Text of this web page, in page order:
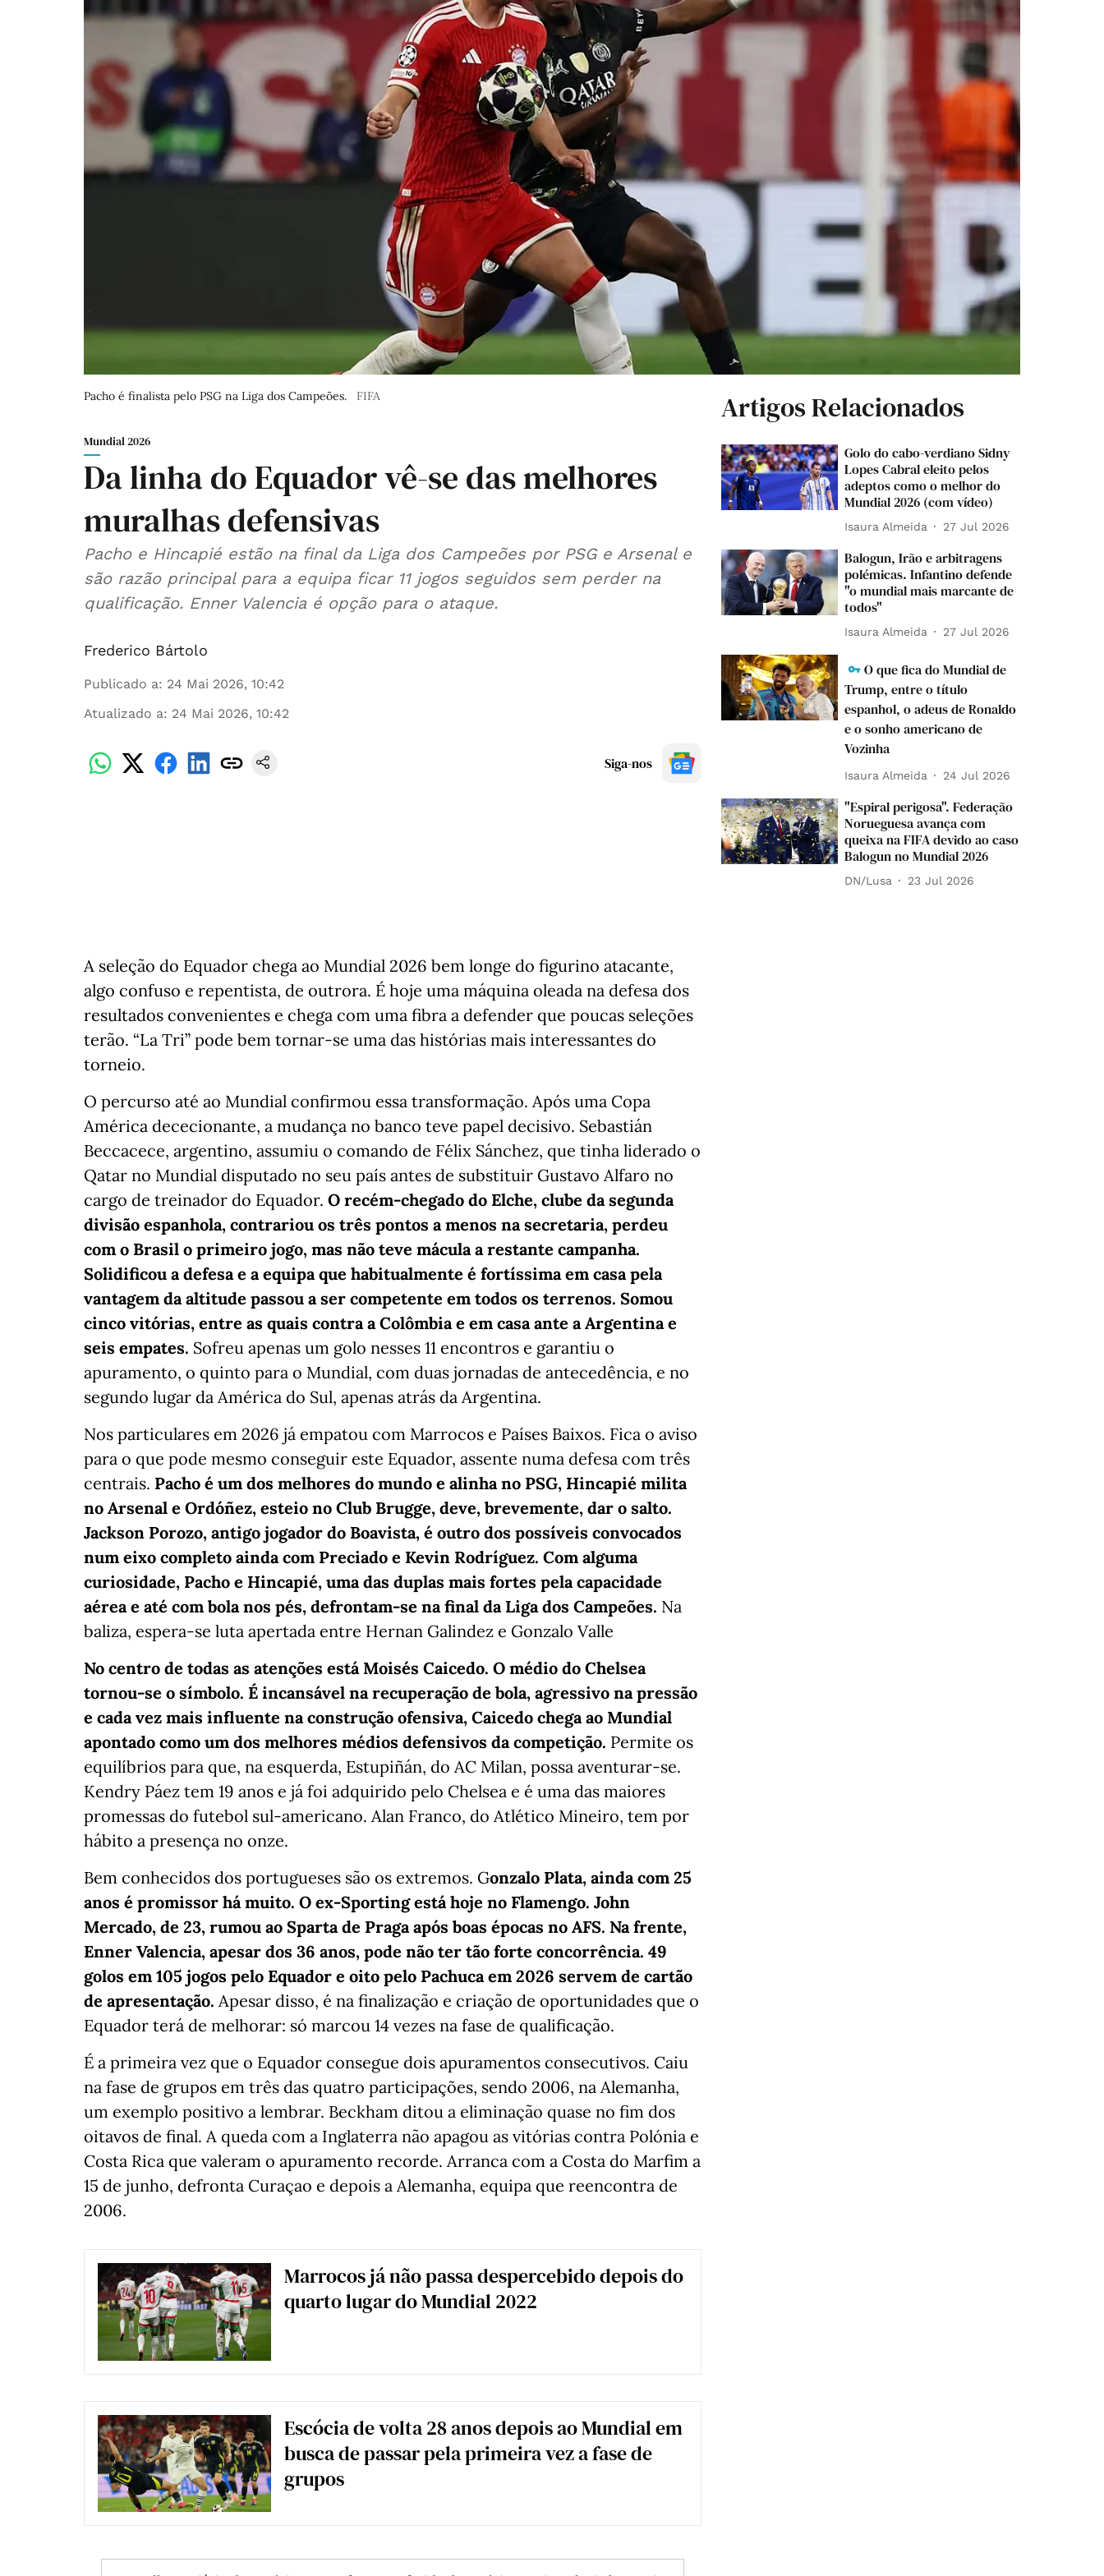
Pacho é finalista pelo PSG na Liga dos Campeões. FIFA
Mundial 2026
Da linha do Equador vê-se das melhores
muralhas defensivas
Pacho e Hincapié estão na final da Liga dos Campeões por PSG e Arsenal e
são razão principal para a equipa ficar 11 jogos seguidos sem perder na
qualificação. Enner Valencia é opção para o ataque.
Frederico Bártolo
Publicado a: 24 Mai 2026, 10:42
Atualizado a: 24 Mai 2026, 10:42
Siga-nos
A seleção do Equador chega ao Mundial 2026 bem longe do figurino atacante,
algo confuso e repentista, de outrora. É hoje uma máquina oleada na defesa dos
resultados convenientes e chega com uma fibra a defender que poucas seleções
terão. “La Tri” pode bem tornar-se uma das histórias mais interessantes do
torneio.
O percurso até ao Mundial confirmou essa transformação. Após uma Copa
América dececionante, a mudança no banco teve papel decisivo. Sebastián
Beccacece, argentino, assumiu o comando de Félix Sánchez, que tinha liderado o
Qatar no Mundial disputado no seu país antes de substituir Gustavo Alfaro no
cargo de treinador do Equador. O recém-chegado do Elche, clube da segunda
divisão espanhola, contrariou os três pontos a menos na secretaria, perdeu
com o Brasil o primeiro jogo, mas não teve mácula a restante campanha.
Solidificou a defesa e a equipa que habitualmente é fortíssima em casa pela
vantagem da altitude passou a ser competente em todos os terrenos. Somou
cinco vitórias, entre as quais contra a Colômbia e em casa ante a Argentina e
seis empates. Sofreu apenas um golo nesses 11 encontros e garantiu o
apuramento, o quinto para o Mundial, com duas jornadas de antecedência, e no
segundo lugar da América do Sul, apenas atrás da Argentina.
Nos particulares em 2026 já empatou com Marrocos e Países Baixos. Fica o aviso
para o que pode mesmo conseguir este Equador, assente numa defesa com três
centrais. Pacho é um dos melhores do mundo e alinha no PSG, Hincapié milita
no Arsenal e Ordóñez, esteio no Club Brugge, deve, brevemente, dar o salto.
Jackson Porozo, antigo jogador do Boavista, é outro dos possíveis convocados
num eixo completo ainda com Preciado e Kevin Rodríguez. Com alguma
curiosidade, Pacho e Hincapié, uma das duplas mais fortes pela capacidade
aérea e até com bola nos pés, defrontam-se na final da Liga dos Campeões. Na
baliza, espera-se luta apertada entre Hernan Galindez e Gonzalo Valle
No centro de todas as atenções está Moisés Caicedo. O médio do Chelsea
tornou-se o símbolo. É incansável na recuperação de bola, agressivo na pressão
e cada vez mais influente na construção ofensiva, Caicedo chega ao Mundial
apontado como um dos melhores médios defensivos da competição. Permite os
equilíbrios para que, na esquerda, Estupiñán, do AC Milan, possa aventurar-se.
Kendry Páez tem 19 anos e já foi adquirido pelo Chelsea e é uma das maiores
promessas do futebol sul-americano. Alan Franco, do Atlético Mineiro, tem por
hábito a presença no onze.
Bem conhecidos dos portugueses são os extremos. Gonzalo Plata, ainda com 25
anos é promissor há muito. O ex-Sporting está hoje no Flamengo. John
Mercado, de 23, rumou ao Sparta de Praga após boas épocas no AFS. Na frente,
Enner Valencia, apesar dos 36 anos, pode não ter tão forte concorrência. 49
golos em 105 jogos pelo Equador e oito pelo Pachuca em 2026 servem de cartão
de apresentação. Apesar disso, é na finalização e criação de oportunidades que o
Equador terá de melhorar: só marcou 14 vezes na fase de qualificação.
É a primeira vez que o Equador consegue dois apuramentos consecutivos. Caiu
na fase de grupos em três das quatro participações, sendo 2006, na Alemanha,
um exemplo positivo a lembrar. Beckham ditou a eliminação quase no fim dos
oitavos de final. A queda com a Inglaterra não apagou as vitórias contra Polónia e
Costa Rica que valeram o apuramento recorde. Arranca com a Costa do Marfim a
15 de junho, defronta Curaçao e depois a Alemanha, equipa que reencontra de
2006.
Marrocos já não passa despercebido depois do
quarto lugar do Mundial 2022
Escócia de volta 28 anos depois ao Mundial em
busca de passar pela primeira vez a fase de
grupos
Artigos Relacionados
Golo do cabo-verdiano Sidny
Lopes Cabral eleito pelos
adeptos como o melhor do
Mundial 2026 (com vídeo)
Isaura Almeida 27 Jul 2026
Balogun, Irão e arbitragens
polémicas. Infantino defende
"o mundial mais marcante de
todos"
Isaura Almeida 27 Jul 2026
O que fica do Mundial de
Trump, entre o título
espanhol, o adeus de Ronaldo
e o sonho americano de
Vozinha
Isaura Almeida 24 Jul 2026
"Espiral perigosa". Federação
Norueguesa avança com
queixa na FIFA devido ao caso
Balogun no Mundial 2026
DN/Lusa 23 Jul 2026